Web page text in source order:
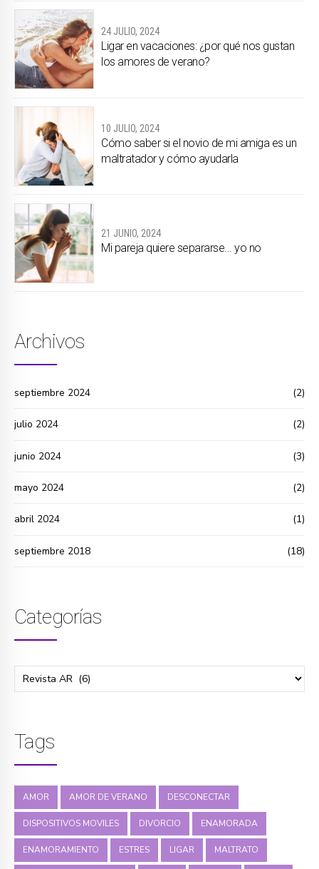
24 JULIO, 2024
Ligar en vacaciones: ¿por qué nos gustan
los amores de verano?
10 JULIO, 2024
Cómo saber si el novio de mi amiga es un
maltratador y cómo ayudarla
21 JUNIO, 2024
Mi pareja quiere separarse... yo no
Archivos
septiembre 2024 (2)
julio 2024 (2)
junio 2024 (3)
mayo 2024 (2)
abril 2024 (1)
septiembre 2018 (18)
Categorías
Tags
AMOR AMOR DE VERANO DESCONECTAR
DISPOSITIVOS MOVILES DIVORCIO ENAMORADA
ENAMORAMIENTO ESTRES LIGAR MALTRATO